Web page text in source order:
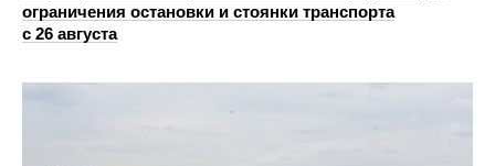
ограничения остановки и стоянки транспорта
с 26 августа